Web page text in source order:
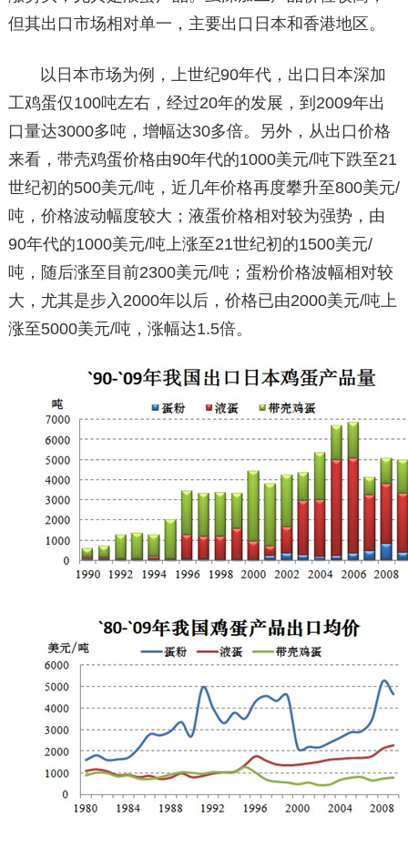
但其出口市场相对单一，主要出口日本和香港地区。
以日本市场为例，上世纪90年代，出口日本深加
工鸡蛋仅100吨左右，经过20年的发展，到2009年出
口量达3000多吨，增幅达30多倍。另外，从出口价格
来看，带壳鸡蛋价格由90年代的1000美元/吨下跌至21
世纪初的500美元/吨，近几年价格再度攀升至800美元/
吨，价格波动幅度较大；液蛋价格相对较为强势，由
90年代的1000美元/吨上涨至21世纪初的1500美元/
吨，随后涨至目前2300美元/吨；蛋粉价格波幅相对较
大，尤其是步入2000年以后，价格已由2000美元/吨上
涨至5000美元/吨，涨幅达1.5倍。